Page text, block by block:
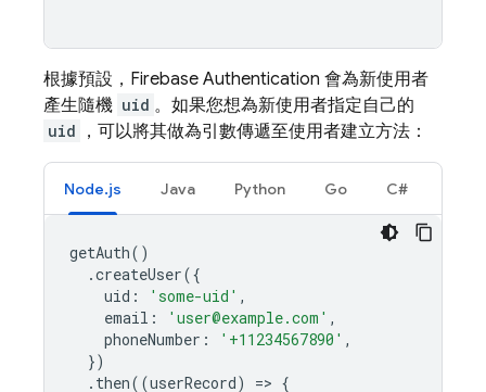
根據預設， Firebase Authentication 會為新使用者
產生隨機 uid 。如果您想為新使用者指定自己的
uid ，可以將其做為引數傳遞至使用者建立方法：
Node.js Java Python Go C#
getAuth()
.createUser({
uid : 'some-uid' ,
email : 'user@example.com' ,
phoneNumber : '+11234567890' ,
})
. then((userRecord) => {